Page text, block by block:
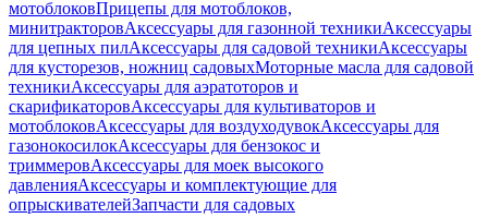
мотоблоковПрицепы для мотоблоков,
минитракторовАксессуары для газонной техникиАксессуары
для цепных пилАксессуары для садовой техникиАксессуары
для кусторезов, ножниц садовыхМоторные масла для садовой
техникиАксессуары для аэратоторов и
скарификаторовАксессуары для культиваторов и
мотоблоковАксессуары для воздуходувокАксессуары для
газонокосилокАксессуары для бензокос и
триммеровАксессуары для моек высокого
давленияАксессуары и комплектующие для
опрыскивателейЗапчасти для садовых